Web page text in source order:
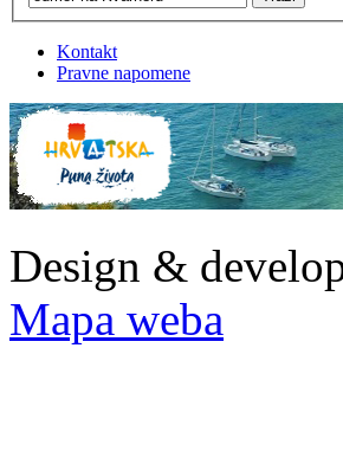
Kontakt
Pravne napomene
Design &
Mapa weba